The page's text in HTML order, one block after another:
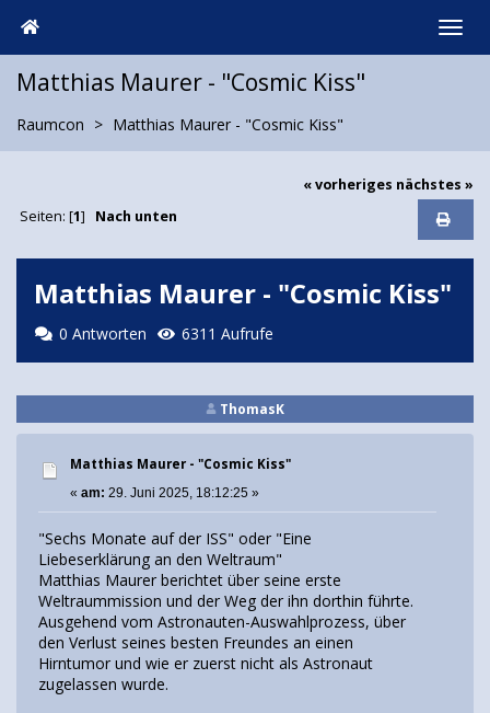
Matthias Maurer - "Cosmic Kiss"
Raumcon Matthias Maurer - "Cosmic Kiss"
« vorheriges nächstes »
Seiten: [1] Nach unten
Matthias Maurer - "Cosmic Kiss"
0 Antworten 6311 Aufrufe
ThomasK
Matthias Maurer - "Cosmic Kiss"
« am: 29. Juni 2025, 18:12:25 »
"Sechs Monate auf der ISS" oder "Eine
Liebeserklärung an den Weltraum"
Matthias Maurer berichtet über seine erste
Weltraummission und der Weg der ihn dorthin führte.
Ausgehend vom Astronauten-Auswahlprozess, über
den Verlust seines besten Freundes an einen
Hirntumor und wie er zuerst nicht als Astronaut
zugelassen wurde.